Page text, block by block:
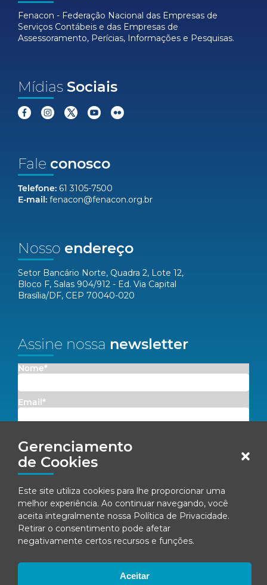
Gerenciamento
de Cookies
Este site utiliza cookies para lhe proporcionar uma
melhor experiência. Ao continuar navegando, você
aceita integralmente nossa Política de Privacidade.
Retirar o consentimento pode afetar
negativamente certos recursos e funções.
Aceitar
Fenacon - Federação Nacional das Empresas de
Serviços Contábeis e das Empresas de
Assessoramento, Perícias, Informações e Pesquisas.
Mídias Sociais
Fale conosco
Telefone: 61 3105-7500
E-mail: fenacon@fenacon.org.br
Nosso endereço
Setor Bancário Norte, Quadra 2, Lote 12,
Bloco F, Salas 904/912 - Ed. Via Capital
Brasília/DF, CEP 70040-020
Assine nossa newsletter
Nome*
Email*
Ao se inscrever, você concorda com nossaPolítica de Privacidade
© Fenacon 2026